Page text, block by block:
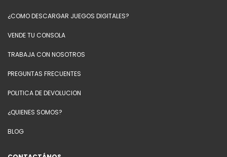
¿COMO DESCARGAR JUEGOS DIGITALES?
VENDE TU CONSOLA
TRABAJA CON NOSOTROS
PREGUNTAS FRECUENTES
POLITICA DE DEVOLUCION
¿QUIENES SOMOS?
BLOG